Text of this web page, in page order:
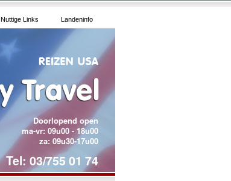
Nuttige Links Landeninfo
Doorlopend open
ma-vr: 09u00 - 18u00
za: 09u30-17u00
Tel: 03/755 01 74